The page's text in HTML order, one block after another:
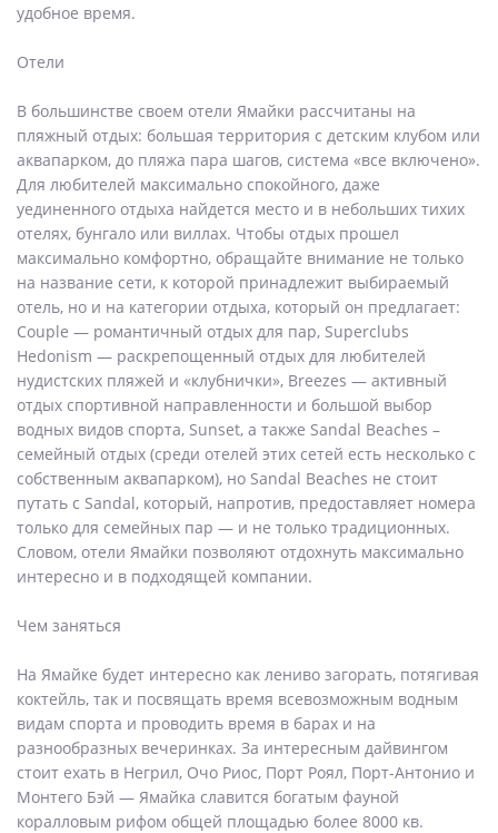
удобное время.
Отели
В большинстве своем отели Ямайки рассчитаны на
пляжный отдых: большая территория с детским клубом или
аквапарком, до пляжа пара шагов, система «все включено».
Для любителей максимально спокойного, даже
уединенного отдыха найдется место и в небольших тихих
отелях, бунгало или виллах. Чтобы отдых прошел
максимально комфортно, обращайте внимание не только
на название сети, к которой принадлежит выбираемый
отель, но и на категории отдыха, который он предлагает:
Couple — романтичный отдых для пар, Superclubs
Hedonism — раскрепощенный отдых для любителей
нудистских пляжей и «клубнички», Breezes — активный
отдых спортивной направленности и большой выбор
водных видов спорта, Sunset, а также Sandal Beaches –
семейный отдых (среди отелей этих сетей есть несколько с
собственным аквапарком), но Sandal Beaches не стоит
путать с Sandal, который, напротив, предоставляет номера
только для семейных пар — и не только традиционных.
Словом, отели Ямайки позволяют отдохнуть максимально
интересно и в подходящей компании.
Чем заняться
На Ямайке будет интересно как лениво загорать, потягивая
коктейль, так и посвящать время всевозможным водным
видам спорта и проводить время в барах и на
разнообразных вечеринках. За интересным дайвингом
стоит ехать в Негрил, Очо Риос, Порт Роял, Порт-Антонио и
Монтего Бэй — Ямайка славится богатым фауной
коралловым рифом общей площадью более 8000 кв.